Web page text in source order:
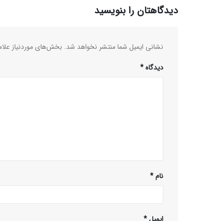
دیدگاهتان را بنویسید
نشانی ایمیل شما منتشر نخواهد شد. بخش‌های موردنیاز
دیدگاه*
نام*